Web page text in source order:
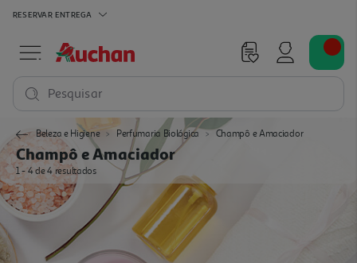
RESERVAR ENTREGA
Pesquisar
Beleza e Higiene Perfumaria Biológica Champô e Amaciador
Champô e Amaciador
1 - 4 de 4 resultados